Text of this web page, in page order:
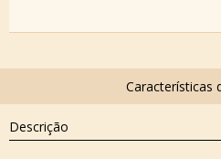
Descrição